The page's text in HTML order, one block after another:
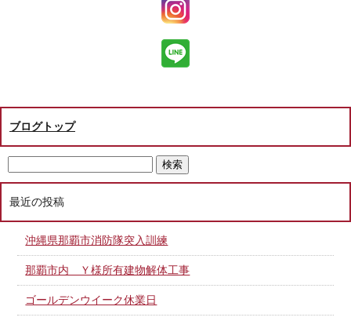
ブログトップ
最近の投稿
沖縄県那覇市消防隊突入訓練
那覇市内 Ｙ様所有建物解体工事
ゴールデンウイーク休業日